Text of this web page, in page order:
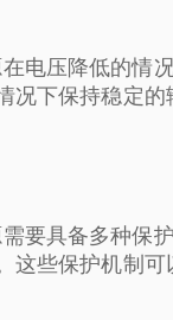
电压降低的情
况下保持稳定
要具备多种保
这些保护机制